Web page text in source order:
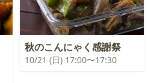
秋のこんにゃく感謝祭
10/21 (日) 17:00〜17:30